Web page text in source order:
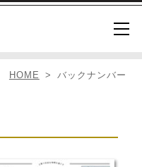
HOME バックナンバー